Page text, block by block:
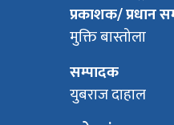
प्रकाशक/ प्रधान
मुक्ति बास्तोला
सम्पादक
युबराज दाहाल